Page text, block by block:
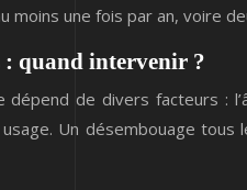
moins une fois par an, voire
: quand intervenir ?
dépend de divers facteurs :
Un désembouage